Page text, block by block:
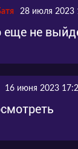
28 июля 2023
еще не
16 июня 2023